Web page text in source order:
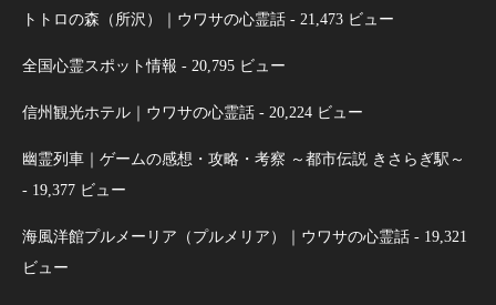
トトロの森（所沢）｜ウワサの心霊話 - 21,473 ビュー
全国心霊スポット情報 - 20,795 ビュー
信州観光ホテル｜ウワサの心霊話 - 20,224 ビュー
幽霊列車｜ゲームの感想・攻略・考察 ～都市伝説 きさらぎ駅～
- 19,377 ビュー
海風洋館プルメーリア（プルメリア）｜ウワサの心霊話 - 19,321
ビュー